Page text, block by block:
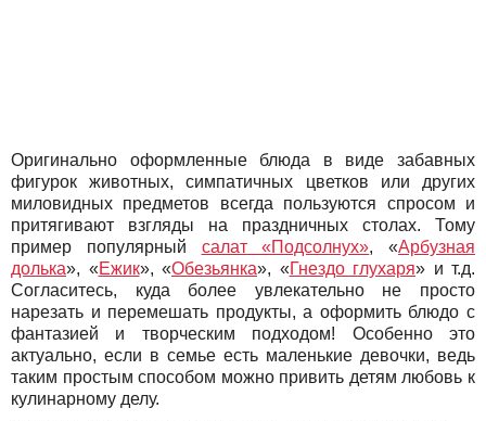
Оригинально оформленные блюда в виде забавных
фигурок животных, симпатичных цветков или других
миловидных предметов всегда пользуются спросом и
притягивают взгляды на праздничных столах. Тому
пример популярный салат «Подсолнух», «Арбузная
долька», «Ежик», «Обезьянка», «Гнездо глухаря» и т.д.
Согласитесь, куда более увлекательно не просто
нарезать и перемешать продукты, а оформить блюдо с
фантазией и творческим подходом! Особенно это
актуально, если в семье есть маленькие девочки, ведь
таким простым способом можно привить детям любовь к
кулинарному делу.